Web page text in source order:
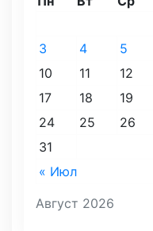
Август 2026
« Июл
3
4 5
10
11 12
17
18 19
24
25 26
31